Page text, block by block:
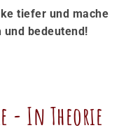
tiefer und mache
bedeutend!
- In Theorie